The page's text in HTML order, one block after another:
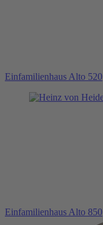
Einfamilienhaus Alto 520
Einfamilienhaus Alto 850